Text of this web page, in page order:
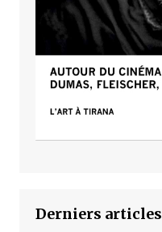
Derniers articles